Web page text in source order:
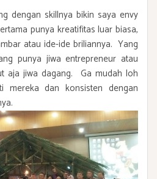
dengan skillnya bikin saya envy
punya kreatifitas luar biasa,
atau ide-ide briliannya. Yang
punya jiwa entrepreneur atau
aja jiwa dagang. Ga mudah loh
mereka dan konsisten dengan